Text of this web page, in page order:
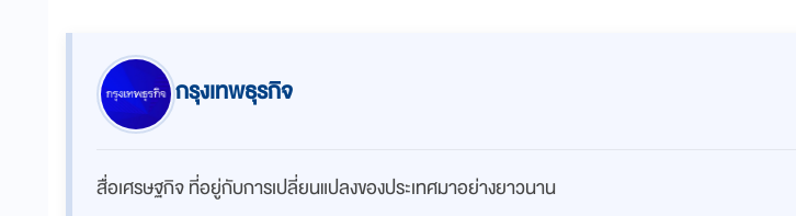
กรุงเทพธุรกิจ
สื่อเศรษฐกิจ ที่อยู่กับการเปลี่ยนแปลงของประเทศมาอย่างยาวนาน